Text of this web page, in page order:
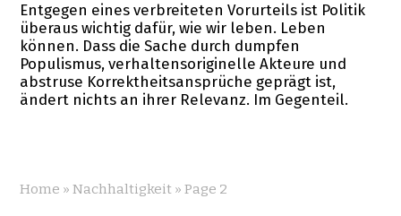
Entgegen eines verbreiteten Vorurteils ist Politik
überaus wichtig dafür, wie wir leben. Leben
können. Dass die Sache durch dumpfen
Populismus, verhaltensoriginelle Akteure und
abstruse Korrektheitsansprüche geprägt ist,
ändert nichts an ihrer Relevanz. Im Gegenteil.
Home » Nachhaltigkeit » Page 2